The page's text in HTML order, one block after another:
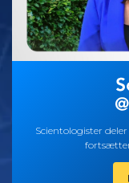
Scientologister